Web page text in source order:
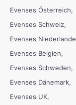
Evenses Österreich
Evenses Schweiz
Evenses Niederlande
Evenses Belgien
Evenses Schweden
Evenses Dänemark
Evenses UK